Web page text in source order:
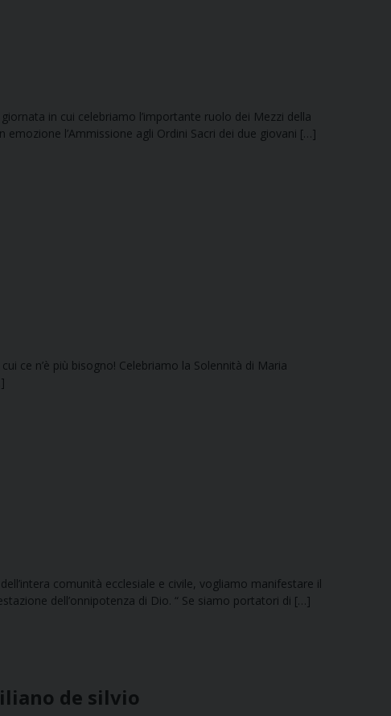
in cui celebriamo l’importante ruolo dei Mezzi della
l’Ammissione agli Ordini Sacri dei due giovani […]
ce n’è più bisogno! Celebriamo la Solennità di Maria
comunità ecclesiale e civile, vogliamo manifestare il
dell’onnipotenza di Dio. “ Se siamo portatori di […]
de silvio